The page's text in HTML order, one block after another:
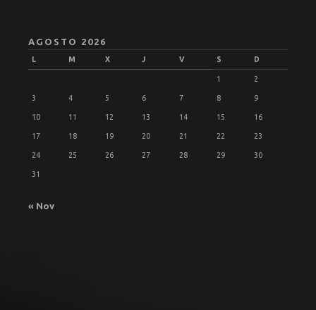
AGOSTO 2026
L M X J V S D
1 2
3 4 5 6 7 8 9
10 11 12 13 14 15 16
17 18 19 20 21 22 23
24 25 26 27 28 29 30
31
« Nov